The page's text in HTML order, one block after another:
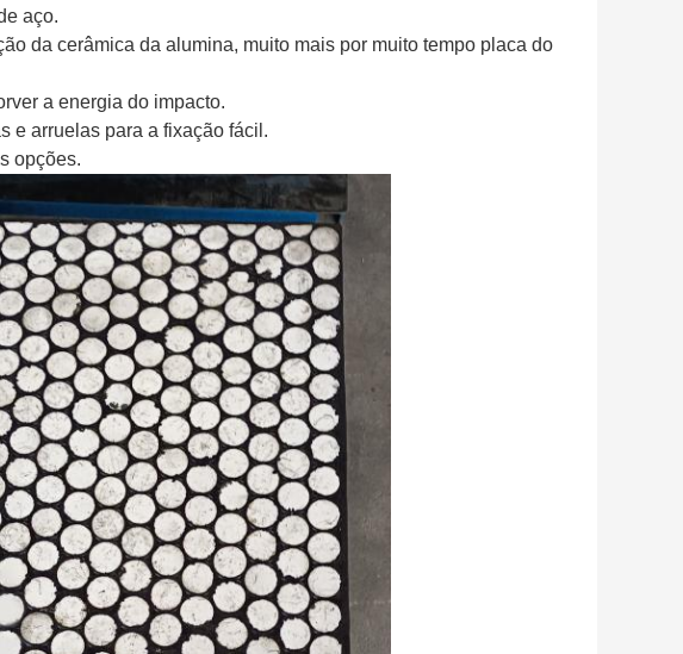
aço.
da cerâmica da alumina, muito mais por muito tempo placa do
a energia do impacto.
e arruelas para a fixação fácil.
opções.